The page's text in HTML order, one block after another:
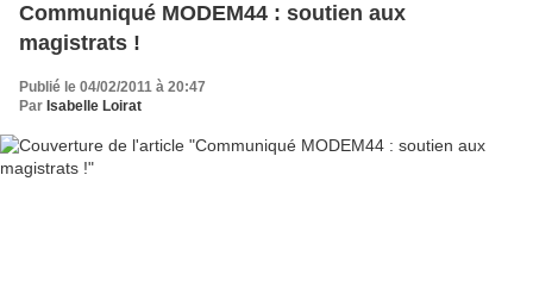
Communiqué MODEM44 : soutien aux
magistrats !
Publié le 04/02/2011 à 20:47
Par Isabelle Loirat